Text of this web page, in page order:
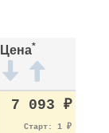
Цена*
7 093 ₽
Старт: 1 ₽